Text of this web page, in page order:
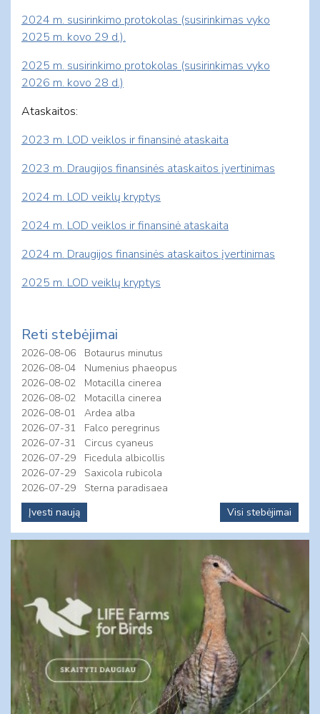
2024 m. susirinkimo protokolas (susirinkimas vyko
2025 m. kovo 29 d.).
2025 m. susirinkimo protokolas (susirinkimas vyko
2026 m. kovo 28 d.)
Ataskaitos:
2023 m. LOD veiklos ir finansinė ataskaita
2023 m. Draugijos finansinės ataskaitos įvertinimas
2024 m. LOD veiklų kryptys
2024 m. LOD veiklos ir finansinė ataskaita
2024 m. Draugijos finansinės ataskaitos įvertinimas
2025 m. LOD veiklų kryptys
Reti stebėjimai
2026-08-06
Botaurus minutus
2026-08-04
Numenius phaeopus
2026-08-02
Motacilla cinerea
2026-08-02
Motacilla cinerea
2026-08-01
Ardea alba
2026-07-31
Falco peregrinus
2026-07-31
Circus cyaneus
2026-07-29
Ficedula albicollis
2026-07-29
Saxicola rubicola
2026-07-29
Sterna paradisaea
Įvesti naują
Visi stebėjimai